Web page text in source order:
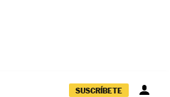
SUSCRÍBETE